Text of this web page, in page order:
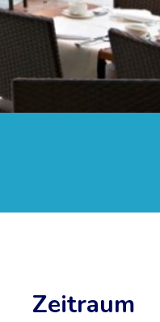
Zeitraum